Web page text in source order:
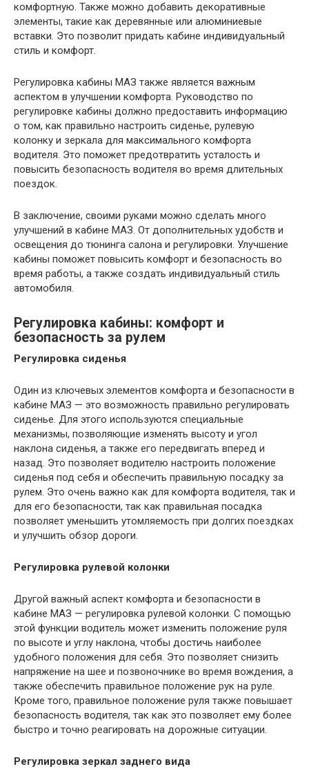
комфортную. Также можно добавить декоративные
элементы, такие как деревянные или алюминиевые
вставки. Это позволит придать кабине индивидуальный
стиль и комфорт.
Регулировка кабины МАЗ также является важным
аспектом в улучшении комфорта. Руководство по
регулировке кабины должно предоставить информацию
о том, как правильно настроить сиденье, рулевую
колонку и зеркала для максимального комфорта
водителя. Это поможет предотвратить усталость и
повысить безопасность водителя во время длительных
поездок.
В заключение, своими руками можно сделать много
улучшений в кабине МАЗ. От дополнительных удобств и
освещения до тюнинга салона и регулировки. Улучшение
кабины поможет повысить комфорт и безопасность во
время работы, а также создать индивидуальный стиль
автомобиля.
Регулировка кабины: комфорт и
безопасность за рулем
Регулировка сиденья
Один из ключевых элементов комфорта и безопасности в
кабине МАЗ — это возможность правильно регулировать
сиденье. Для этого используются специальные
механизмы, позволяющие изменять высоту и угол
наклона сиденья, а также его передвигать вперед и
назад. Это позволяет водителю настроить положение
сиденья под себя и обеспечить правильную посадку за
рулем. Это очень важно как для комфорта водителя, так и
для его безопасности, так как правильная посадка
позволяет уменьшить утомляемость при долгих поездках
и улучшить обзор дороги.
Регулировка рулевой колонки
Другой важный аспект комфорта и безопасности в
кабине МАЗ — регулировка рулевой колонки. С помощью
этой функции водитель может изменить положение руля
по высоте и углу наклона, чтобы достичь наиболее
удобного положения для себя. Это позволяет снизить
напряжение на шее и позвоночнике во время вождения, а
также обеспечить правильное положение рук на руле.
Кроме того, правильное положение руля также повышает
безопасность водителя, так как это позволяет ему более
быстро и точно реагировать на дорожные ситуации.
Регулировка зеркал заднего вида